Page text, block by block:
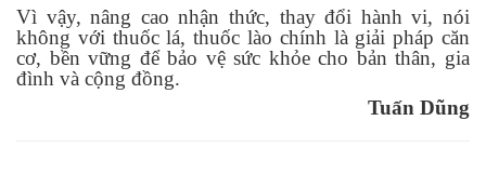
Vì vậy,nâng cao nhận thức, thay đổi hành vi, nói
không với thuốc lá, thuốc lào chính là giải pháp căn
cơ, bền vững để bảo vệ sức khỏe cho bản thân, gia
đình và cộng đồng.
Tuấn Dũng